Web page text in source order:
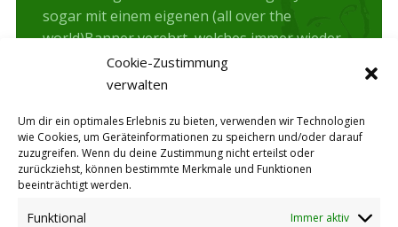
Cookie-Zustimmung
verwalten
Um dir ein optimales Erlebnis zu bieten, verwenden wir Technologien
wie Cookies, um Geräteinformationen zu speichern und/oder darauf
zuzugreifen. Wenn du deine Zustimmung nicht erteilst oder
zurückziehst, können bestimmte Merkmale und Funktionen
beeinträchtigt werden.
Funktional Immer aktiv
sogar mit einem eigenen (all over the
world)Banner verehrt, welches immer wieder
mit auf Urlaubsreise in die ganze Welt geht
und zu den Spielen…
Ein Derby zum Auftakt
Aktive
Autor:Markus Hengstenberg